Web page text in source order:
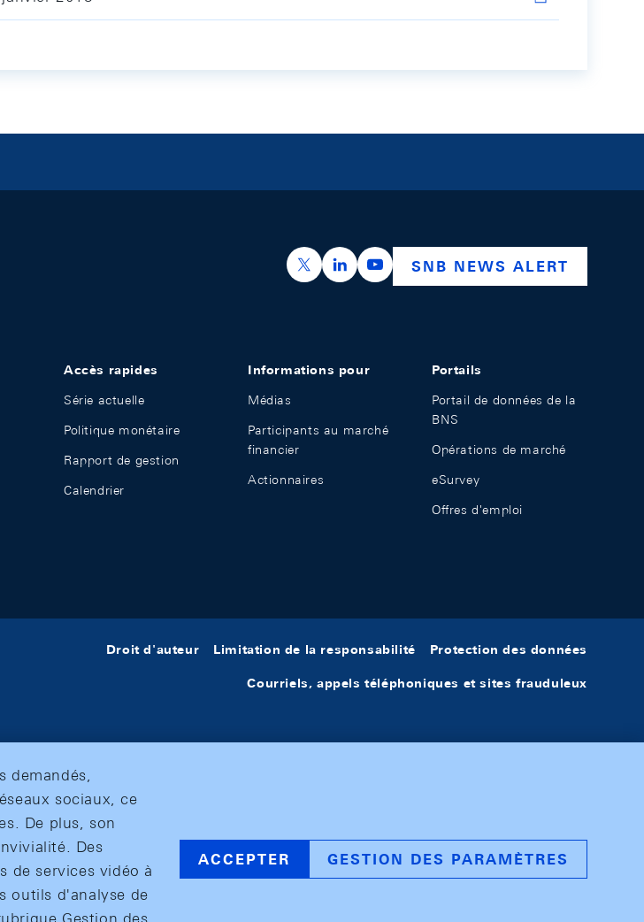
https://x.com/snb_bns
https://ch.linkedin.com/company/swiss-
https://www.youtube.com/
SNB NEWS ALERT
Accès rapides
Série actuelle
Politique monétaire
Rapport de gestion
Calendrier
Informations pour
Médias
Participants au marché
financier
Actionnaires
Portails
Portail de données de la
BNS
Opérations de marché
eSurvey
Offres d'emploi
Droit d'auteur Limitation de la responsabilité Protection des données
Courriels, appels téléphoniques et sites frauduleux
demandés,
sociaux, ce
De plus, son
Des
de services vidéo à
outils d'analyse de
ACCEPTER GESTION DES PARAMÈTRES